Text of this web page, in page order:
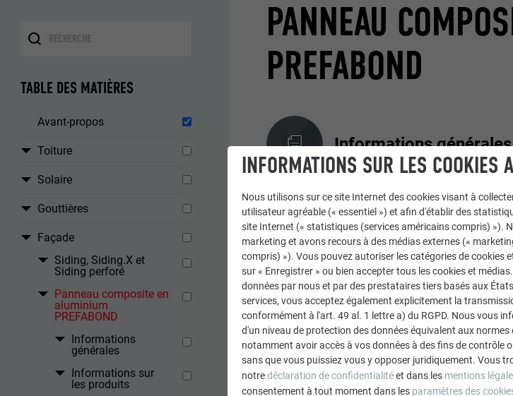
TABLE DES MATIÈRES
Avant-propos
Toiture
Solaire
Gouttières
Façade
Siding, Siding.X et
Siding perforé
Panneau composite en
aluminium
PREFABOND
Informations
générales
Informations sur
les produits
PANNEAU
PREFABOND
Informations générales
Façonnage et pose
RETOUR
INFORMATIONS SUR LES COOKIES
Nous utilisons sur ce site Internet des cookies visant à
utilisateur agréable (« essentiel ») et afin d'établir des
site Internet (« statistiques (services américains compris) »).
marketing et avons recours à des médias externes («
compris) »). Vous pouvez autoriser les catégories de cookies
sur « Enregistrer » ou bien accepter tous les cookies et
données par nous et par des prestataires tiers basés aux
services, vous acceptez également explicitement la
conformément à l'art. 49 al. 1 lettre a) du RGPD. Nous vous
d'un niveau de protection des données équivalent aux
notamment avoir accès à vos données à des fins de contrôle
sans que vous puissiez vous y opposer juridiquement. Vous
notredéclaration de confidentialitéet dans les mentions
consentement à tout moment dans les paramètres des